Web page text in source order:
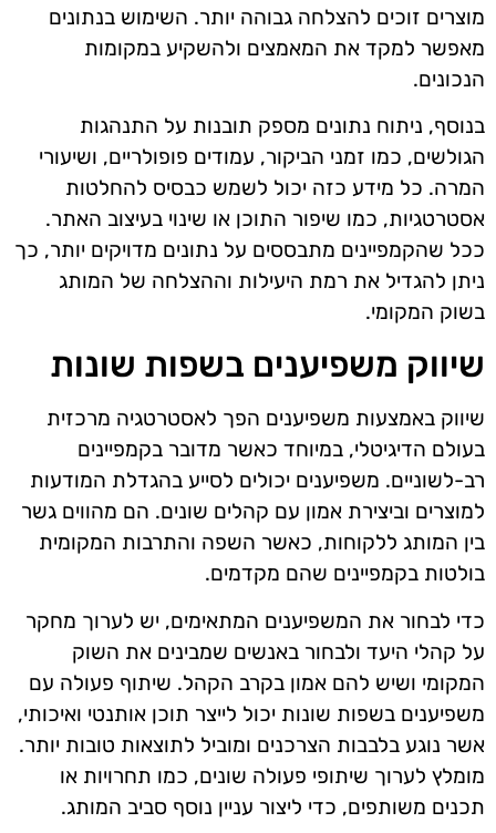
מוצרים זוכים להצלחה גבוהה יותר. השימוש בנתונים
מאפשר למקד את המאמצים ולהשקיע במקומות
הנכונים.
בנוסף, ניתוח נתונים מספק תובנות על התנהגות
הגולשים, כמו זמני הביקור, עמודים פופולריים, ושיעורי
המרה. כל מידע כזה יכול לשמש כבסיס להחלטות
אסטרטגיות, כמו שיפור התוכן או שינוי בעיצוב האתר.
ככל שהקמפיינים מתבססים על נתונים מדויקים יותר, כך
ניתן להגדיל את רמת היעילות וההצלחה של המותג
בשוק המקומי.
שיווק משפיענים בשפות שונות
שיווק באמצעות משפיענים הפך לאסטרטגיה מרכזית
בעולם הדיגיטלי, במיוחד כאשר מדובר בקמפיינים
רב-לשוניים. משפיענים יכולים לסייע בהגדלת המודעות
למוצרים וביצירת אמון עם קהלים שונים. הם מהווים גשר
בין המותג ללקוחות, כאשר השפה והתרבות המקומית
בולטות בקמפיינים שהם מקדמים.
כדי לבחור את המשפיענים המתאימים, יש לערוך מחקר
על קהלי היעד ולבחור באנשים שמבינים את השוק
המקומי ושיש להם אמון בקרב הקהל. שיתוף פעולה עם
משפיענים בשפות שונות יכול לייצר תוכן אותנטי ואיכותי,
אשר נוגע בלבבות הצרכנים ומוביל לתוצאות טובות יותר.
מומלץ לערוך שיתופי פעולה שונים, כמו תחרויות או
תכנים משותפים, כדי ליצור עניין נוסף סביב המותג.